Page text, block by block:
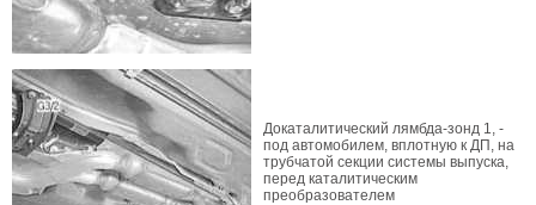
Докаталитический лямбда-зонд 1, -
под автомобилем, вплотную к ДП, на
трубчатой секции системы выпуска,
перед каталитическим
преобразователем